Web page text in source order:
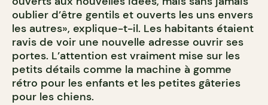
oublier d’être gentils et ouverts les uns envers
les autres», explique-t-il. Les habitants étaient
ravis de voir une nouvelle adresse ouvrir ses
portes. L’attention est vraiment mise sur les
petits détails comme la machine à gomme
rétro pour les enfants et les petites gâteries
pour les chiens.